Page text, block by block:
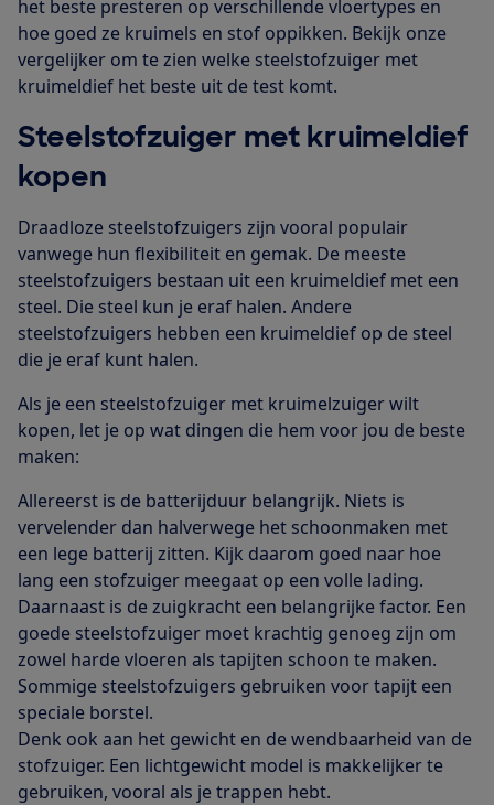
het beste presteren op verschillende vloertypes en
hoe goed ze kruimels en stof oppikken. Bekijk onze
vergelijker om te zien welke steelstofzuiger met
kruimeldief het beste uit de test komt.
Steelstofzuiger met kruimeldief
kopen
Draadloze steelstofzuigers zijn vooral populair
vanwege hun flexibiliteit en gemak. De meeste
steelstofzuigers bestaan uit een kruimeldief met een
steel. Die steel kun je eraf halen. Andere
steelstofzuigers hebben een kruimeldief op de steel
die je eraf kunt halen.
Als je een steelstofzuiger met kruimelzuiger wilt
kopen, let je op wat dingen die hem voor jou de beste
maken:
Allereerst is de batterijduur belangrijk. Niets is
vervelender dan halverwege het schoonmaken met
een lege batterij zitten. Kijk daarom goed naar hoe
lang een stofzuiger meegaat op een volle lading.
Daarnaast is de zuigkracht een belangrijke factor. Een
goede steelstofzuiger moet krachtig genoeg zijn om
zowel harde vloeren als tapijten schoon te maken.
Sommige steelstofzuigers gebruiken voor tapijt een
speciale borstel.
Denk ook aan het gewicht en de wendbaarheid van de
stofzuiger. Een lichtgewicht model is makkelijker te
gebruiken, vooral als je trappen hebt.